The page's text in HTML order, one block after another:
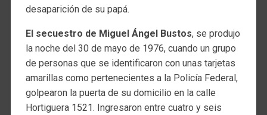
desaparición de su papá.
El secuestro de Miguel Ángel Bustos, se produjo
la noche del 30 de mayo de 1976, cuando un grupo
de personas que se identificaron con unas tarjetas
amarillas como pertenecientes a la Policía Federal,
golpearon la puerta de su domicilio en la calle
Hortiguera 1521. Ingresaron entre cuatro y seis